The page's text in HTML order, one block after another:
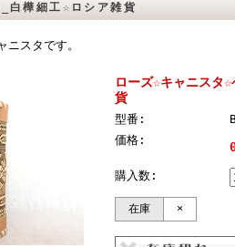
白樺細工☆ロシア雑貨
スタです。
ローズ☆キャニスタ
貨
型番:
価格:
購入数:
在庫 ×